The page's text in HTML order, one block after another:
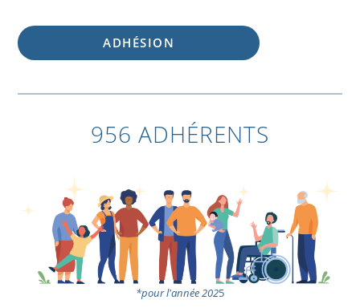
ADHÉSION
956 ADHÉRENTS
*pour l'année 2025